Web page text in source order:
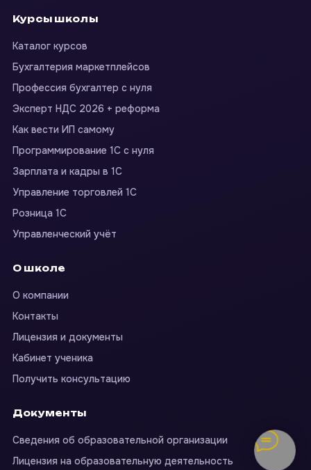
Курсы школы
Каталог курсов
Бухгалтерия маркетплейсов
Профессия бухгалтер с нуля
Эксперт НДС 2026 + реформа
Как вести ИП самому
Программирование 1С с нуля
Зарплата и кадры в 1С
Управление торговлей 1С
Розница 1С
Управленческий учёт
О школе
О компании
Контакты
Лицензия и документы
Кабинет ученика
Получить консультацию
Документы
Сведения об образовательной организации
Лицензия на образовательную деятельность